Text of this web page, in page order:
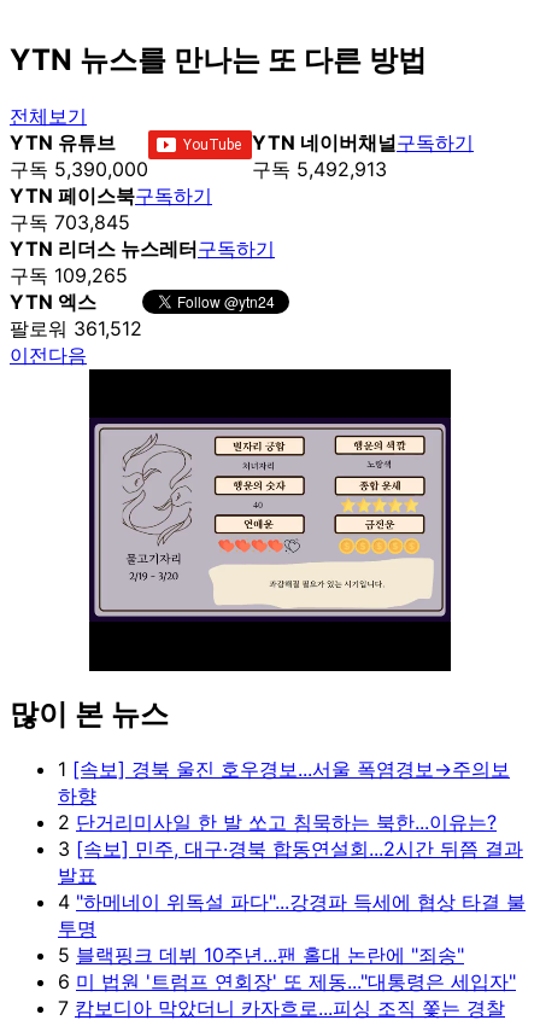
YTN 뉴스를 만나는 또 다른 방법
전체보기
YTN 유튜브
구독 5,390,000
YTN 네이버채널
구독 5,492,913
구독하기
YTN 페이스북
구독 703,845
구독하기
YTN 리더스 뉴스레터
구독 109,265
구독하기
YTN 엑스
팔로워 361,512
이전다음
많이 본 뉴스
1 [속보] 경북 울진 호우경보...서울 폭염경보→주의보
하향
2 단거리미사일 한 발 쏘고 침묵하는 북한...이유는?
3 [속보] 민주, 대구·경북 합동연설회...2시간 뒤쯤 결과
발표
4 "하메네이 위독설 파다"...강경파 득세에 협상 타결 불
투명
5 블랙핑크 데뷔 10주년...팬 홀대 논란에 "죄송"
6 미 법원 '트럼프 연회장' 또 제동..."대통령은 세입자"
7 캄보디아 막았더니 카자흐로...피싱 조직 쫓는 경찰